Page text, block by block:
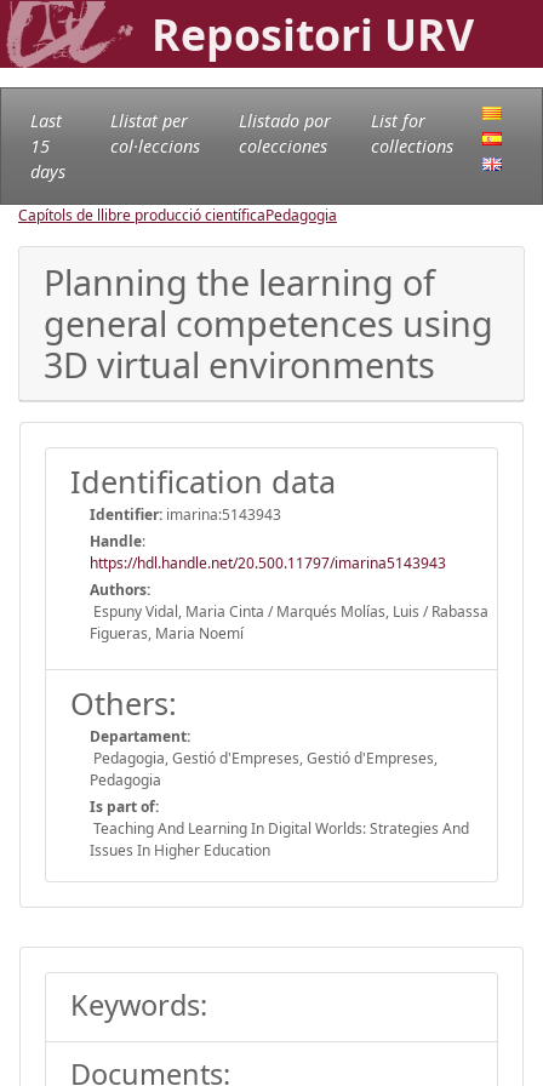
Repositori URV
Last
15
days
Llistat per
col·leccions
Llistado por
colecciones
List for
collections
Capítols de llibre producció científicaPedagogia
Planning the learning of
general competences using
3D virtual environments
Identification data
Identifier: imarina:5143943
Handle:
https://hdl.handle.net/20.500.11797/imarina5143943
Authors:
Espuny Vidal, Maria Cinta / Marqués Molías, Luis / Rabassa
Figueras, Maria Noemí
Others:
Departament:
Pedagogia, Gestió d'Empreses, Gestió d'Empreses,
Pedagogia
Is part of:
Teaching And Learning In Digital Worlds: Strategies And
Issues In Higher Education
Keywords:
Documents: